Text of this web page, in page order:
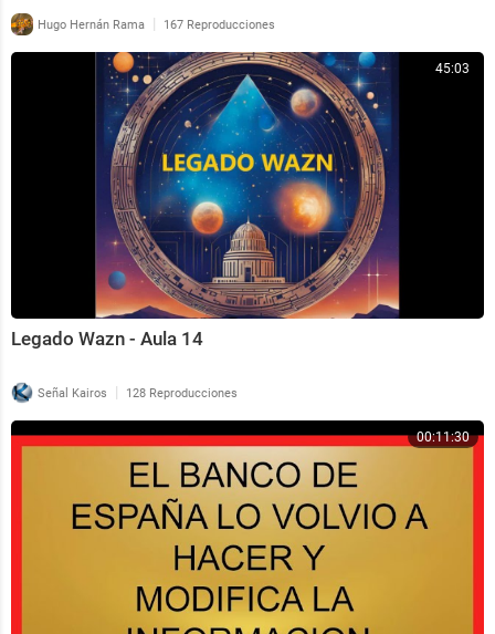
Hugo Hernán Rama | 167 Reproducciones
45:03
Legado Wazn - Aula 14
Señal Kairos | 128 Reproducciones
00:11:30